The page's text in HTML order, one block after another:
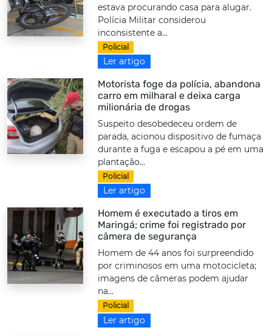
estava procurando casa para alugar.
Polícia Militar considerou
inconsistente a...
Policial
Ler artigo
Motorista foge da polícia, abandona
carro em milharal e deixa carga
milionária de drogas
Suspeito desobedeceu ordem de
parada, acionou dispositivo de fumaça
durante a fuga e escapou a pé em uma
plantação...
Policial
Ler artigo
Homem é executado a tiros em
Maringá; crime foi registrado por
câmera de segurança
Homem de 44 anos foi surpreendido
por criminosos em uma motocicleta;
imagens de câmeras podem ajudar
na...
Policial
Ler artigo